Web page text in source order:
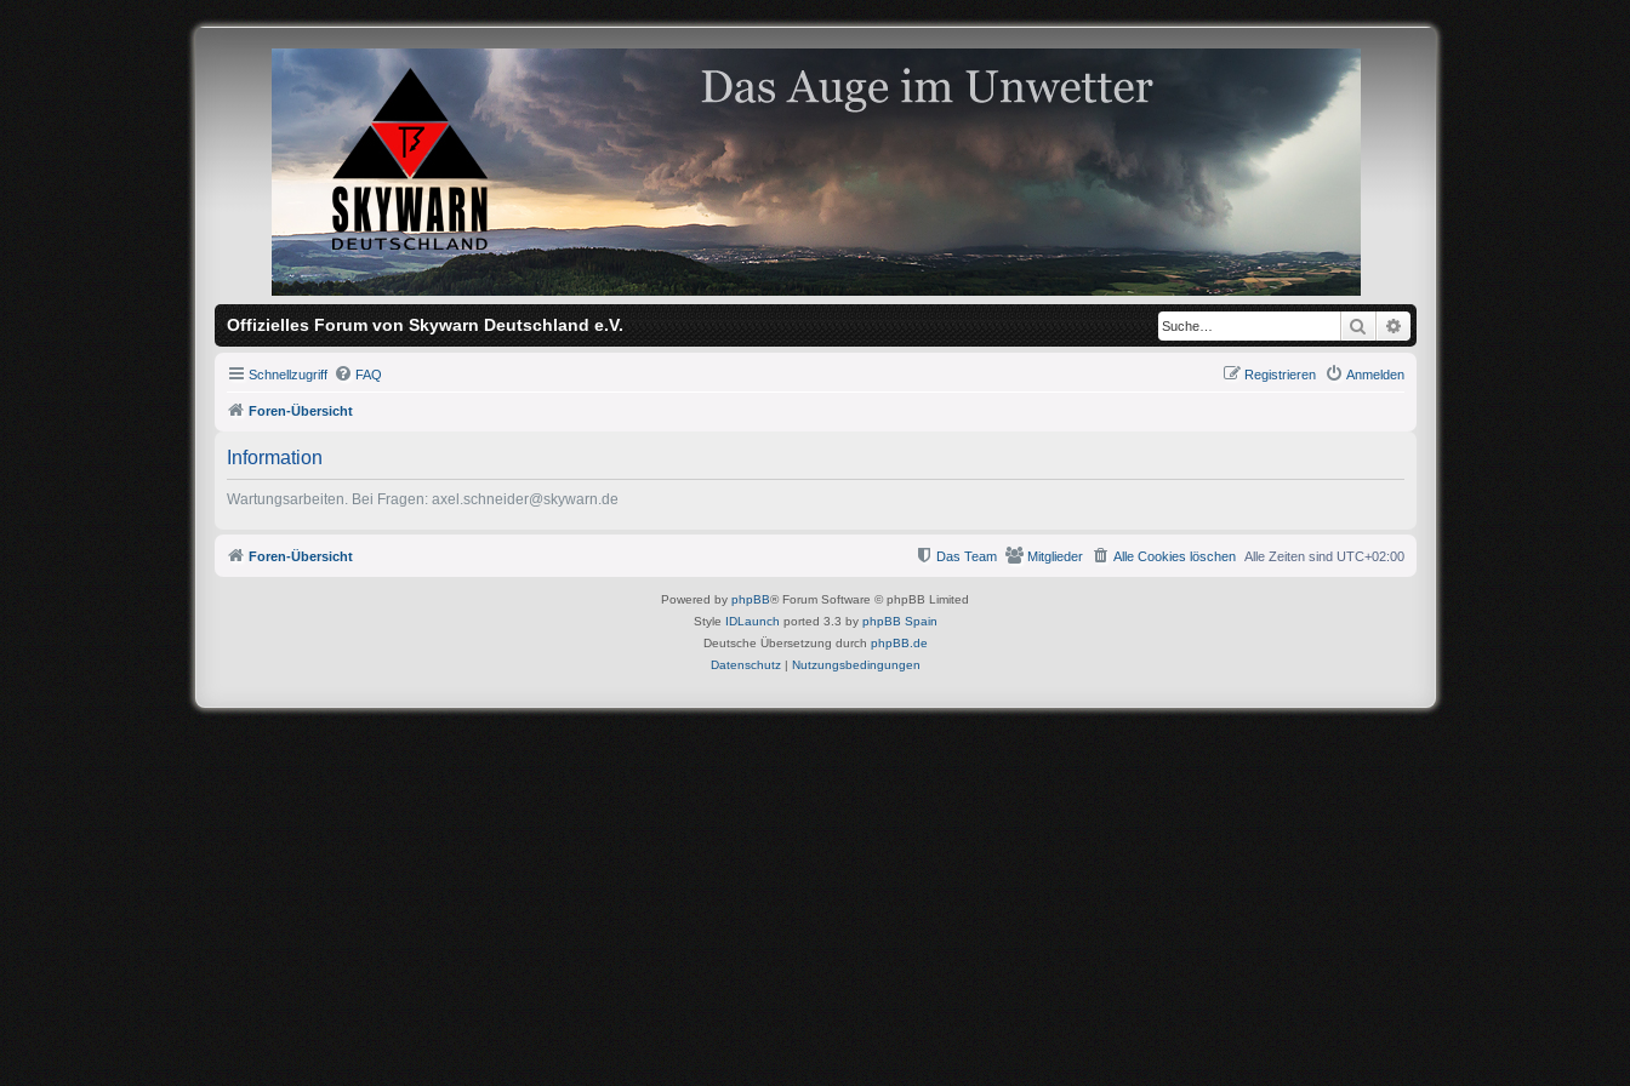
Offizielles Forum von Skywarn Deutschland e.V. Suche
Schnellzugriff FAQ Anmelden
Registrieren
Foren-Übersicht
Information
Wartungsarbeiten. Bei Fragen: axel.schneider@skywarn.de
Foren-Übersicht Alle Zeiten sind UTC+02:00
Alle Cookies löschen
Mitglieder
Das Team
Powered by phpBB® Forum Software © phpBB Limited
Style IDLaunch ported 3.3 by phpBB Spain
Deutsche Übersetzung durch phpBB.de
Datenschutz| Nutzungsbedingungen